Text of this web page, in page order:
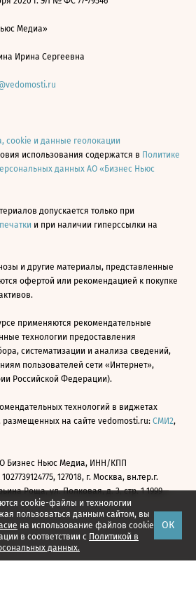
cookie-файлы и технологии
пользоваться данным сайтом, вы
на использование файлов cookie
в соответствии с Политикой в
данных.
ОК
Медиа»
Ирина Сергеевна
cookie и данные геолокации
использования содержатся в Политике
данных АО «Бизнес Ньюс
допускается только при
и при наличии гиперссылки на
и другие материалы, представленные
офертой или рекомендацией к покупке
применяются рекомендательные
технологии предоставления
систематизации и анализа сведений,
пользователей сети «Интернет»,
Российской Федерации).
технологий в виджетах
размещенных на сайте vedomosti.ru: СМИ2,
Бизнес Ньюс Медиа, ИНН/КПП
127018, г. Москва, вн.тер.г.
Роща, ул. Полковая, д. 3, стр. 1 1999—